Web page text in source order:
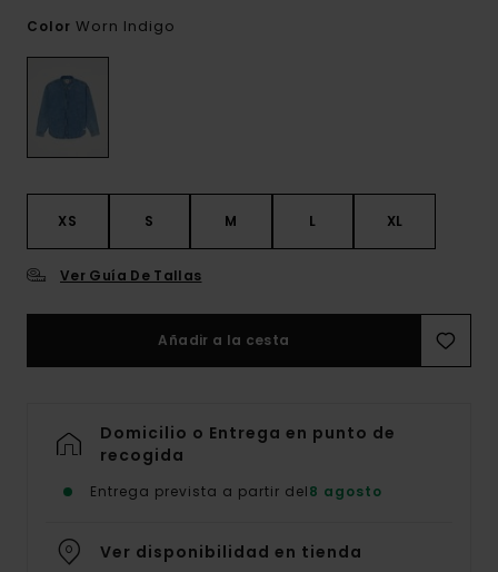
Color Worn Indigo
XS S M L XL
Ver Guía De Tallas
Añadir a la cesta
Domicilio o Entrega en punto de
recogida
Entrega prevista a partir del8 agosto
Ver disponibilidad en tienda